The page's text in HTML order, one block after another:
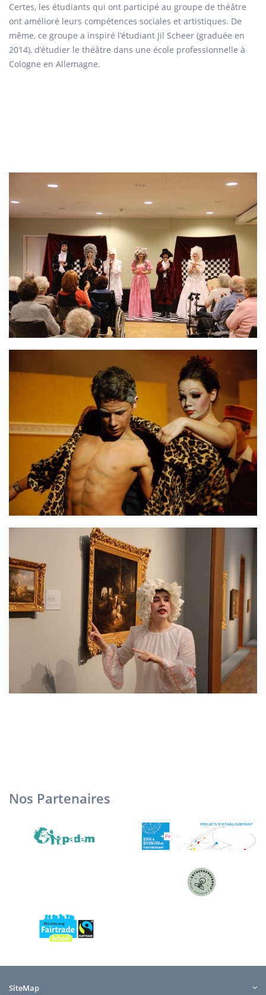
Certes, les étudiants qui ont participé au groupe de théâtre
ont amélioré leurs compétences sociales et artistiques. De
même, ce groupe a inspiré l’étudiant Jil Scheer (graduée en
2014), d’étudier le théâtre dans une école professionnelle à
Cologne en Allemagne.
Nos Partenaires
SiteMap